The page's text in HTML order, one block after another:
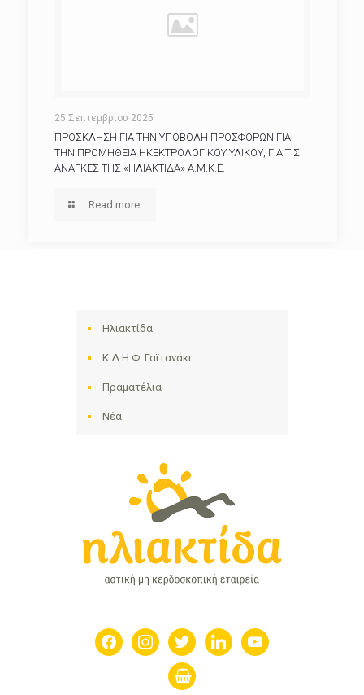
25 Σεπτεμβρίου 2025
ΠΡΟΣΚΛΗΣΗ ΓΙΑ ΤΗΝ ΥΠΟΒΟΛΗ ΠΡΟΣΦΟΡΩΝ ΓΙΑ
ΤΗΝ ΠΡΟΜΗΘΕΙΑ ΗΚΕΚΤΡΟΛΟΓΙΚΟΥ ΥΛΙΚΟΥ, ΓΙΑ ΤΙΣ
ΑΝΑΓΚΕΣ ΤΗΣ «ΗΛΙΑΚΤΙΔΑ» Α.Μ.Κ.Ε.
Read more
Ηλιακτίδα
Κ.Δ.Η.Φ. Γαϊτανάκι
Πραματέλια
Νέα
facebookinstagramtwitter linkedin youtube
shopping-
basket